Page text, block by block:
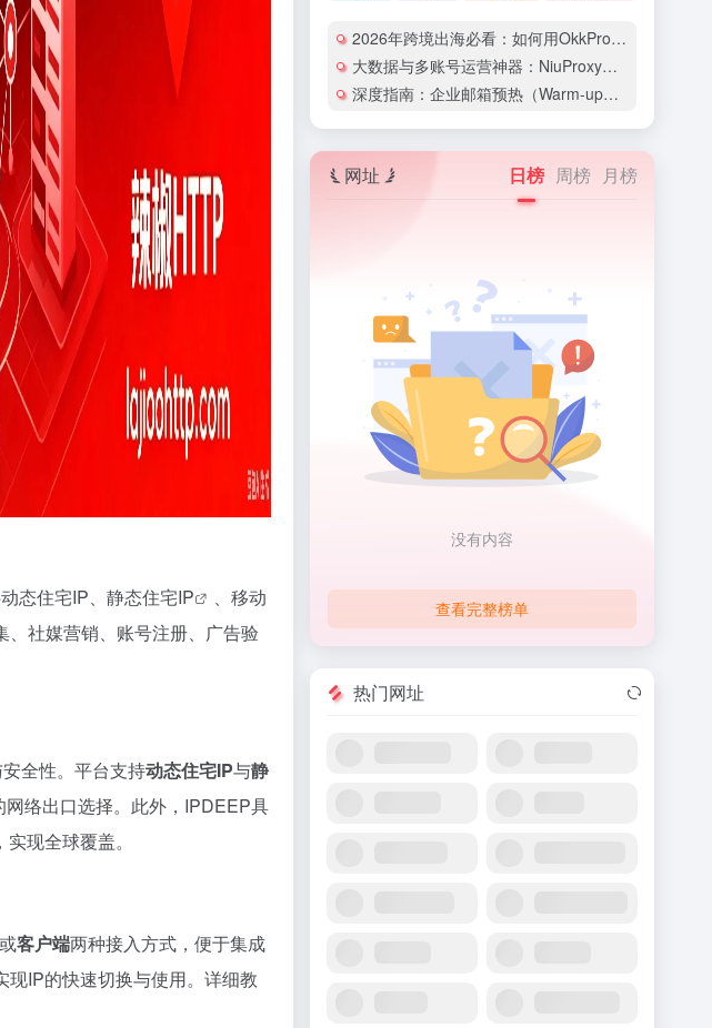
态住宅IP、 静态住宅IP 、 移动
社媒营销、账号注册、广告验
全性。平台支持动态住宅IP与静
网络出口选择。此外，IPDEEP具
现全球覆盖。
或客户端两种接入方式，便于集成
IP的快速切换与使用。详细教
2026年跨境出海必看：如何用OkkProxy彻底解决网络延迟与IP被封难题？
大数据与多账号运营神器：NiuProxy助力跨境工作室业务高效爆单！
深度指南：企业邮箱预热（Warm-up）的详细技巧与实操策略（含配图）
网址 日榜 周榜 月榜
没有内容
查看完整榜单
热门网址